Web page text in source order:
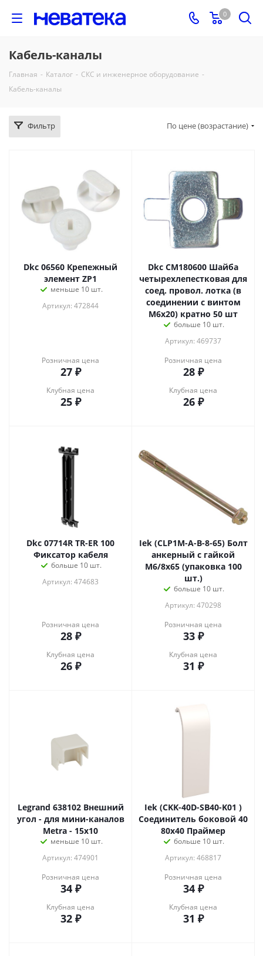
0
Кабель-каналы
Главная - Каталог - СКС и инженерное оборудование -
Кабель-каналы
Фильтр По цене (возрастание)
Dkc 06560 Крепежный
элемент ZP1
меньше 10 шт.
Артикул: 472844
Розничная цена
27₽
Клубная цена
25₽
Dkc CM180600 Шайба
четырехлепестковая для
соед. провол. лотка (в
соединении с винтом
M6x20) кратно 50 шт
больше 10 шт.
Артикул: 469737
Розничная цена
28₽
Клубная цена
26₽
Dkc 07714R TR-ER 100
Фиксатор кабеля
больше 10 шт.
Артикул: 474683
Розничная цена
28₽
Клубная цена
26₽
Iek (CLP1M-A-B-8-65) Болт
анкерный с гайкой
М6/8х65 (упаковка 100
шт.)
больше 10 шт.
Артикул: 470298
Розничная цена
33₽
Клубная цена
31 ₽
Legrand 638102 Внешний
угол - для мини-каналов
Metra - 15x10
меньше 10 шт.
Артикул: 474901
Розничная цена
34₽
Клубная цена
32₽
Iek (CKK-40D-SB40-K01 )
Соединитель боковой 40
80х40 Праймер
больше 10 шт.
Артикул: 468817
Розничная цена
34₽
Клубная цена
31 ₽